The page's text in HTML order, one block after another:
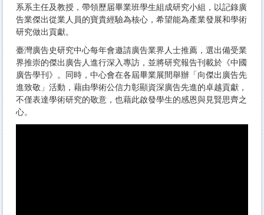
系系主任及教授， 帶領歷届畢業班學生組成研究小組， 以記錄廣
告業傑出從業人員的寶貴經驗為核心， 希望能為產業發展和學術
研究做出貢獻。
臺灣廣告史研究中心每年會邀請廣告業界人士推薦， 選出備受業
界推崇的傑出廣告人進行深入專訪， 並將研究報告刊載於《中國
廣告學刊》。同時， 中心會在各屆畢業展間舉辦「向傑出廣告先
進致敬」活動， 藉由學術公信力彰顯資深廣告先進的卓越貢獻，
不僅表達學術研究的敬意，也藉此啟發學生的感恩與見賢思齊之
心。